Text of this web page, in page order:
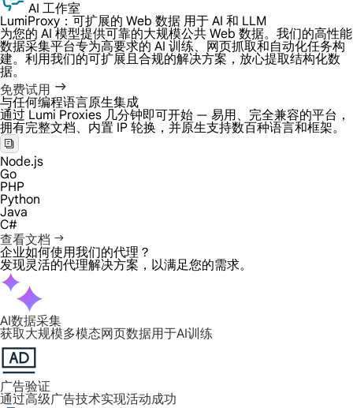
AI 工作室
LumiProxy：可扩展的 Web 数据 用于 AI 和 LLM
为您的 AI 模型提供可靠的大规模公共 Web 数据。我们的高性能
数据采集平台专为高要求的 AI 训练、网页抓取和自动化任务构
建。利用我们的可扩展且合规的解决方案，放心提取结构化数
据。
免费试用
与任何编程语言原生集成
通过 Lumi Proxies 几分钟即可开始 — 易用、完全兼容的平台，
拥有完整文档、内置 IP 轮换，并原生支持数百种语言和框架。
Node.js
Go
PHP
Python
Java
C#
查看文档
企业如何使用我们的代理？
发现灵活的代理解决方案，以满足您的需求。
AI数据采集
获取大规模多模态网页数据用于AI训练
广告验证
通过高级广告技术实现活动成功